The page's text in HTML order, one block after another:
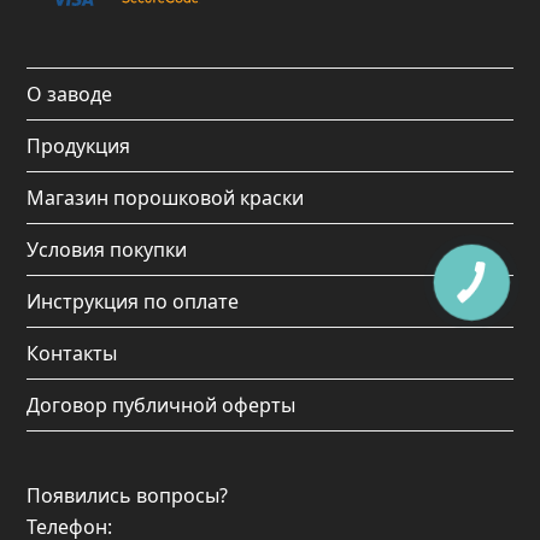
o
k
r
a
m
e
О заводе
Продукция
Магазин порошковой краски
Условия покупки
Инструкция по оплате
Контакты
Договор публичной оферты
Появились вопросы?
Телефон: